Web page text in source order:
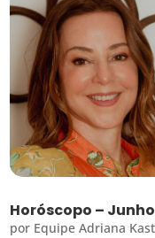
Horóscopo –
por Equipe Adriana